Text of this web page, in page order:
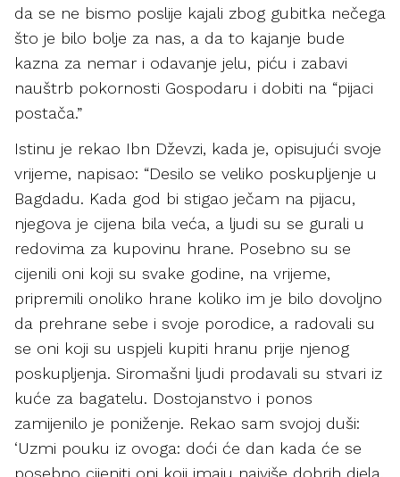
da se ne bismo poslije kajali zbog gubitka nečega
što je bilo bolje za nas, a da to kajanje bude
kazna za nemar i odavanje jelu, piću i zabavi
nauštrb pokornosti Gospodaru i dobiti na “pijaci
postača.”
Istinu je rekao Ibn Dževzi, kada je, opisujući svoje
vrijeme, napisao: “Desilo se veliko poskupljenje u
Bagdadu. Kada god bi stigao ječam na pijacu,
njegova je cijena bila veća, a ljudi su se gurali u
redovima za kupovinu hrane. Posebno su se
cijenili oni koji su svake godine, na vrijeme,
pripremili onoliko hrane koliko im je bilo dovoljno
da prehrane sebe i svoje porodice, a radovali su
se oni koji su uspjeli kupiti hranu prije njenog
poskupljenja. Siromašni ljudi prodavali su stvari iz
kuće za bagatelu. Dostojanstvo i ponos
zamijenilo je poniženje. Rekao sam svojoj duši:
‘Uzmi pouku iz ovoga: doći će dan kada će se
posebno cijeniti oni koji imaju najviše dobrih djela,